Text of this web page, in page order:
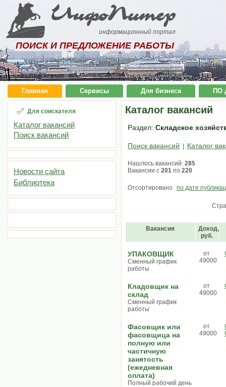
ИнфоПитер
информационный портал
ПОИСК И ПРЕДЛОЖЕНИЕ РАБОТЫ
Главная Сервисы Для бизнеса ПО
Для соискателя
Каталог вакансий
Поиск вакансий
Новости сайта
Библиотека
Каталог вакансий
Раздел: Складское
Поиск вакансий Каталог
Нашлось вакансий: 285
Вакансии с 201 по 220
Отсортировано по дате
Вакансия
Доход,
руб.
УПАКОВЩИК
Сменный график
работы
от
49000
Кладовщик на
склад
Сменный график
работы
от
49000
Фасовщик или
фасовщица на
полную или
частичную
занятость
(ежедневная
оплата)
Полный рабочий день
от
49000